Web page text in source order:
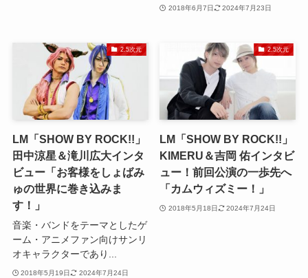
2018年6月7日 2024年7月23日
2.5次元
LM「SHOW BY ROCK!!」
田中涼星＆滝川広大インタ
ビュー「お客様をしょばみ
ゅの世界に巻き込みま
す！」
音楽・バンドをテーマとしたゲ
ーム・アニメファン向けサンリ
オキャラクターであり...
2018年5月19日 2024年7月24日
2.5次元
LM「SHOW BY ROCK!!」
KIMERU＆吉岡 佑インタビ
ュー！前回公演の一歩先へ
「カムウィズミー！」
2018年5月18日 2024年7月24日